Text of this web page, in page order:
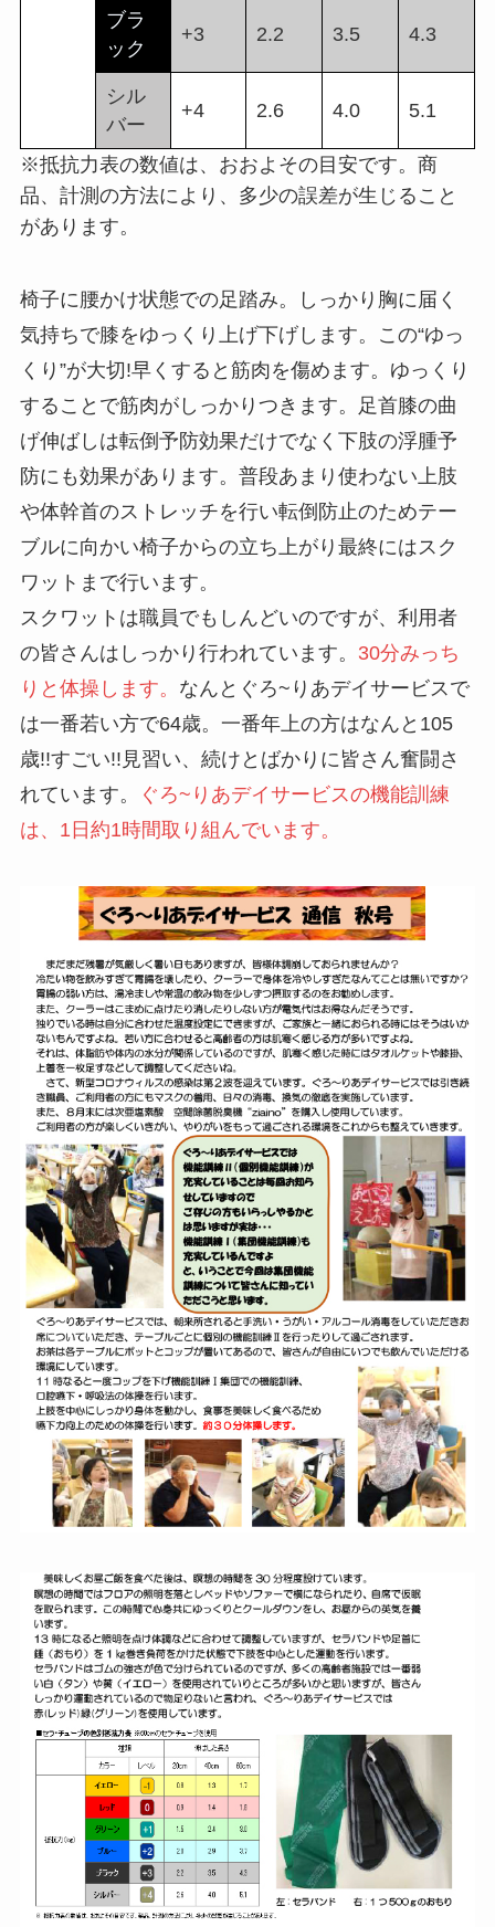
ブラ
ック
+3 2.2 3.5 4.3
シル
バー
+4 2.6 4.0 5.1
※抵抗力表の数値は、おおよその目安です。商
品、計測の方法により、多少の誤差が生じること
があります。
椅子に腰かけ状態での足踏み。しっかり胸に届く
気持ちで膝をゆっくり上げ下げします。この“ゆっ
くり”が大切!早くすると筋肉を傷めます。ゆっくり
することで筋肉がしっかりつきます。足首膝の曲
げ伸ばしは転倒予防効果だけでなく下肢の浮腫予
防にも効果があります。普段あまり使わない上肢
や体幹首のストレッチを行い転倒防止のためテー
ブルに向かい椅子からの立ち上がり最終にはスク
ワットまで行います。
スクワットは職員でもしんどいのですが、利用者
の皆さんはしっかり行われています。 30分みっち
りと体操します。 なんとぐろ~りあデイサービスで
は一番若い方で64歳。一番年上の方はなんと105
歳!!すごい!!見習い、続けとばかりに皆さん奮闘さ
れています。
ぐろ~りあデイサービスの機能訓練
は、1日約1時間取り組んでいます。